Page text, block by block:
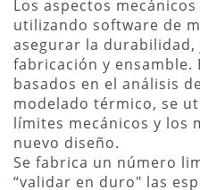
Los aspectos
utilizando software de
asegurar la
fabricación y ensamble.
basados en el análisis
modelado térmico, se
límites mecánicos y los
nuevo diseño.
Se fabrica un número
“validar en duro" las